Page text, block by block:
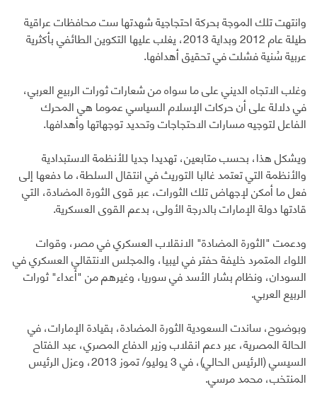
وانتهت تلك الموجة بحركة احتجاجية شهدتها ست محافظات عراقية
طيلة عام 2012 وبداية 2013، يغلب عليها التكوين الطائفي بأكثرية
عربية سُنية فشلت في تحقيق أهدافها.
وغلب الاتجاه الديني على ما سواه من شعارات ثورات الربيع العربي،
في دلالة على أن حركات الإسلام السياسي عموما هي المحرك
الفاعل لتوجيه مسارات الاحتجاجات وتحديد توجهاتها وأهدافها.
ويشكل هذا، بحسب متابعين، تهديدا جديا للأنظمة الاستبدادية
والأنظمة التي تعتمد غالبا التوريث في انتقال السلطة، ما دفعها إلى
فعل ما أمكن لإجهاض تلك الثورات، عبر قوى الثورة المضادة، التي
قادتها دولة الإمارات بالدرجة الأولى، بدعم القوى العسكرية.
ودعمت "الثورة المضادة" الانقلاب العسكري في مصر، وقوات
اللواء المتمرد خليفة حفتر في ليبيا، والمجلس الانتقالي العسكري في
السودان، ونظام بشار الأسد في سوريا، وغيرهم من "أعداء" ثورات
الربيع العربي.
وبوضوح، ساندت السعودية الثورة المضادة، بقيادة الإمارات، في
الحالة المصرية، عبر دعم انقلاب وزير الدفاع المصري، عبد الفتاح
السيسي (الرئيس الحالي)، في 3 يوليو/ تموز 2013، وعزل الرئيس
المنتخب، محمد مرسي.